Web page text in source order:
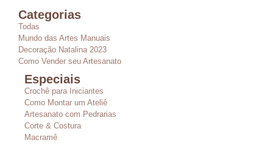
Categorias
Todas
Mundo das Artes Manuais
Decoração Natalina 2023
Como Vender seu Artesanato
Especiais
Crochê para Iniciantes
Como Montar um Ateliê
Artesanato com Pedrarias
Corte & Costura
Macramê